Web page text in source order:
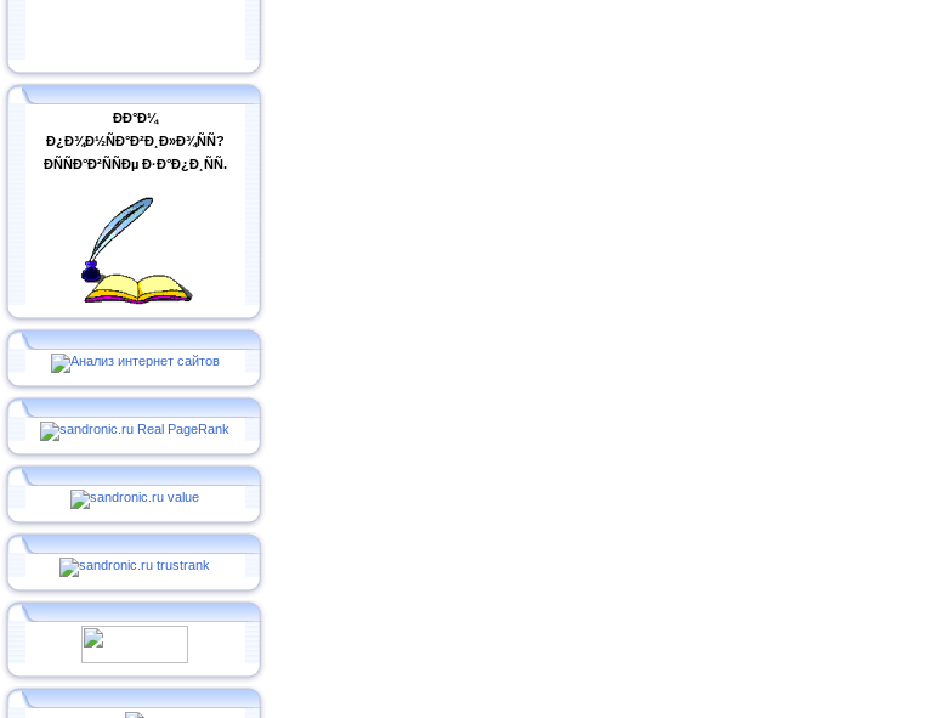
ÐÐ°Ð¼
Ð¿Ð¾Ð½ÑÐ°Ð²Ð¸Ð»Ð¾ÑÑ?
ÐÑÑÐ°Ð²ÑÑÐµ Ð·Ð°Ð¿Ð¸ÑÑ.